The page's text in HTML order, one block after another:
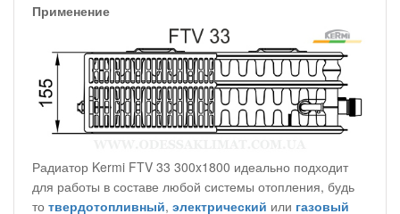
Применение
Радиатор Kermi FTV 33 300x1800 идеально подходит
для работы в составе любой системы отопления, будь
то твердотопливный, электрический или газовый